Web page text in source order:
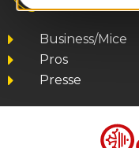
Business/Mice
Pros
Presse